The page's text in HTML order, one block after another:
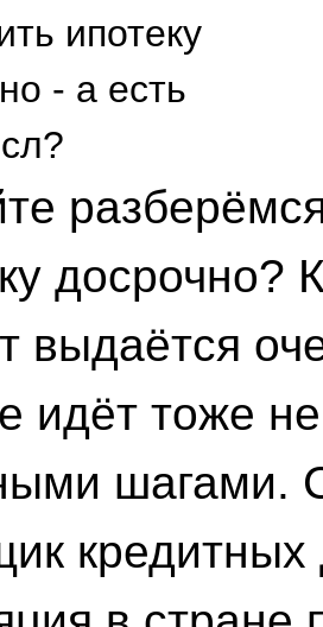
досрочно?
выдаётся
идёт тоже
шагами.
кредитных